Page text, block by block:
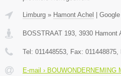
Limburg » Hamont Achel
BOSSTRAAT 193 3930 Hamont
Tel: 011448553 , Fax: 011448875
E-mail › BOUWONDERNEMING